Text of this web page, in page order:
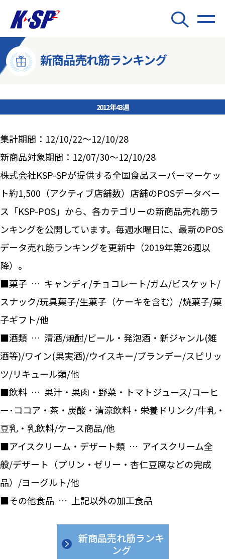
新商品売れ筋ランキング
2012年43週
集計期間：12/10/22～12/10/28
新商品対象期間：12/07/30～12/10/28
株式会社KSP-SPが提供する全国食品スーパーマーケッ
ト約1,500（アクティブ店舗数）店舗のPOSデータベー
ス「KSP-POS」から、各カテゴリーの新商品売れ筋ラ
ンキングを公開しています。毎週水曜日に、最新のPOS
データ売れ筋ランキングを更新中（2019年第26週以
降）。
■菓子 … キャンディ/チョコレート/ガム/ビスケット/
スナック/玩具菓子/生菓子（ケーキを含む）/焼菓子/菓
子ギフト/他
■酒類 … 清酒/焼酎/ビール・発泡酒・新ジャンル(雑
酒等)/ワイン(果実酒)/ウイスキー/ブランデー/スピリッ
ツ/リキュール類/他
■飲料 … 果汁・果肉・野菜・トマトジュース/コーヒ
ー･ココア・茶・炭酸・清涼飲料・栄養ドリンク/牛乳・
豆乳・乳飲料/ケース商品/他
■アイスクリーム・デザート類 … アイスクリーム全
般/デザート（プリン・ゼリー・杏仁豆腐などの完成
品）/ヨーグルト/他
■その他食品 … 上記以外の加工食品
新商品売れ筋ランキ
ング